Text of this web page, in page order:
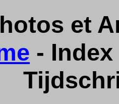
et
-